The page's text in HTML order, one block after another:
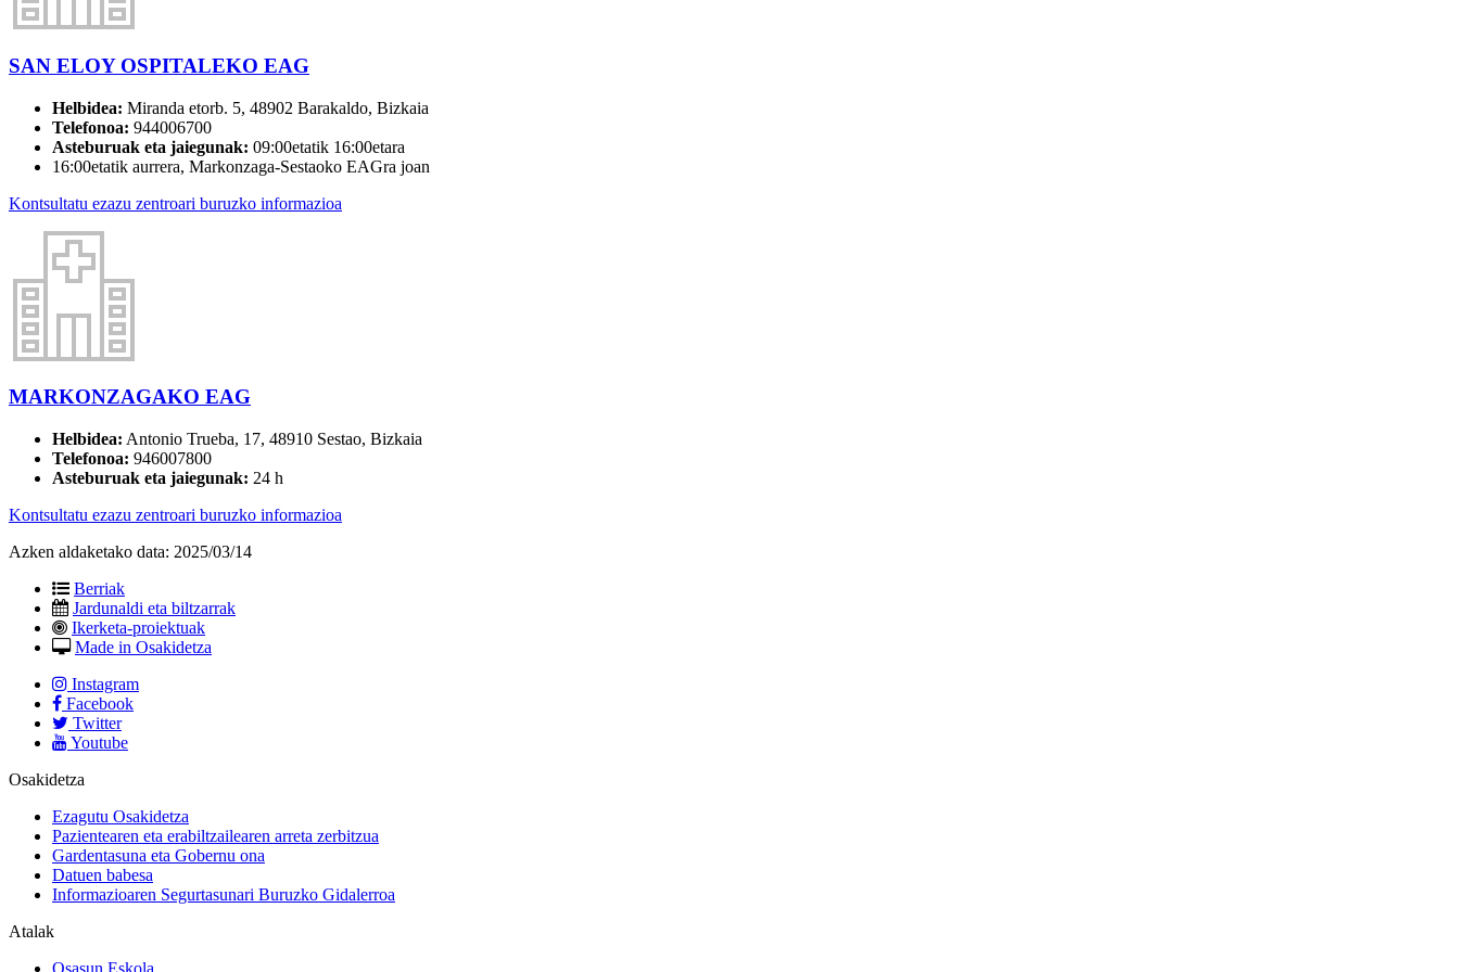
SAN ELOY OSPITALEKO EAG
Helbidea: Miranda etorb. 5, 48902 Barakaldo, Bizkaia
Telefonoa: 944006700
Asteburuak eta jaiegunak: 09:00etatik 16:00etara
16:00etatik aurrera, Markonzaga-Sestaoko EAGra joan
Kontsultatu ezazu zentroari buruzko informazioa
MARKONZAGAKO EAG
Helbidea: Antonio Trueba, 17, 48910 Sestao, Bizkaia
Telefonoa: 946007800
Asteburuak eta jaiegunak: 24 h
Kontsultatu ezazu zentroari buruzko informazioa
Azken aldaketako data: 2025/03/14
Berriak
Jardunaldi eta biltzarrak
Ikerketa-proiektuak
Made in Osakidetza
Instagram
Facebook
Twitter
Youtube
Osakidetza
Ezagutu Osakidetza
Pazientearen eta erabiltzailearen arreta zerbitzua
Gardentasuna eta Gobernu ona
Datuen babesa
Informazioaren Segurtasunari Buruzko Gidalerroa
Atalak